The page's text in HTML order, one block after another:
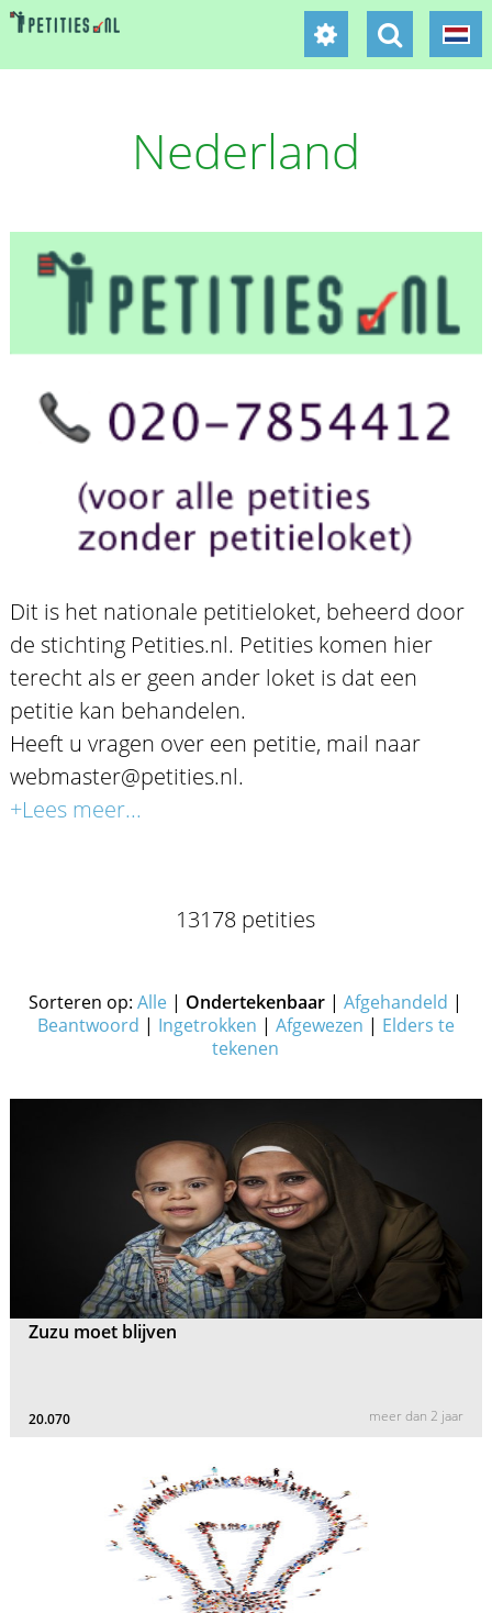
Nederland
Dit is het nationale petitieloket, beheerd door
de stichting Petities.nl. Petities komen hier
terecht als er geen ander loket is dat een
petitie kan behandelen.
Heeft u vragen over een petitie, mail naar
webmaster@petities.nl.
+Lees meer...
13178 petities
Sorteren op:Alle | Ondertekenbaar |Afgehandeld |
Beantwoord | Ingetrokken | Afgewezen | Elders te
tekenen
Zuzu moet blijven
20.070 meer dan 2 jaar